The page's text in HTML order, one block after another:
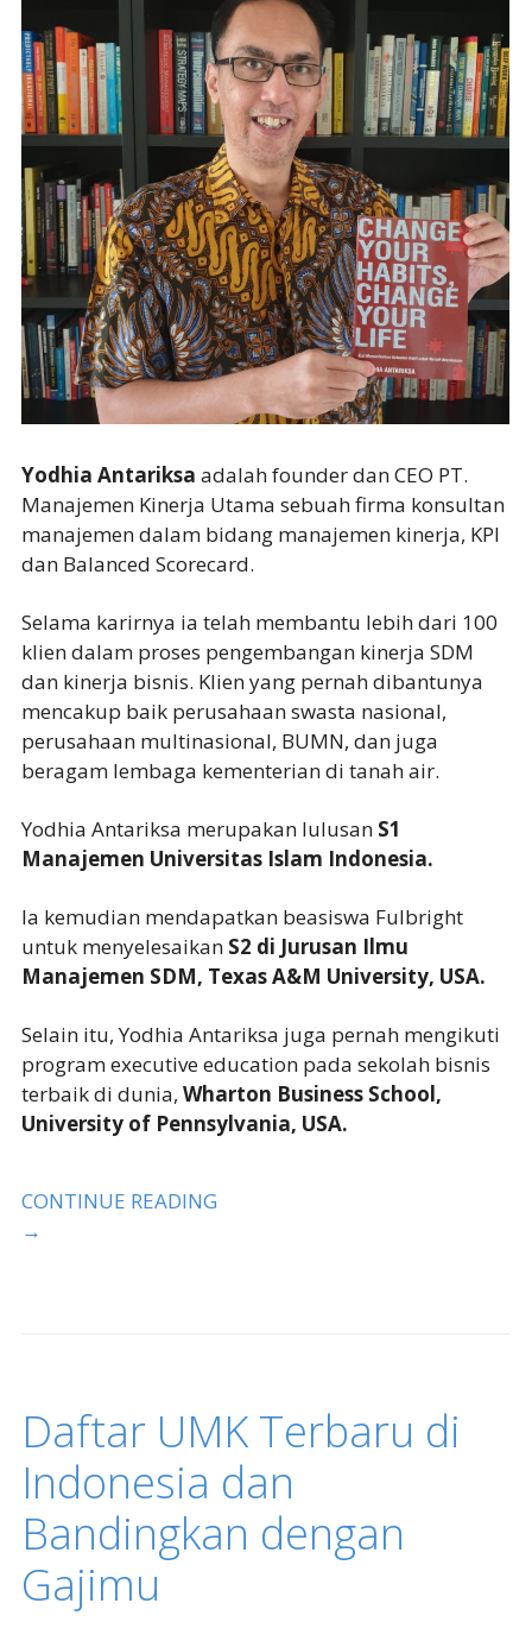
Yodhia Antariksa adalah founder dan CEO PT.
Manajemen Kinerja Utama sebuah firma konsultan
manajemen dalam bidang manajemen kinerja, KPI
dan Balanced Scorecard.
Selama karirnya ia telah membantu lebih dari 100
klien dalam proses pengembangan kinerja SDM
dan kinerja bisnis. Klien yang pernah dibantunya
mencakup baik perusahaan swasta nasional,
perusahaan multinasional, BUMN, dan juga
beragam lembaga kementerian di tanah air.
Yodhia Antariksa merupakan lulusan S1
Manajemen Universitas Islam Indonesia.
Ia kemudian mendapatkan beasiswa Fulbright
untuk menyelesaikan S2 di Jurusan Ilmu
Manajemen SDM, Texas A&M University, USA.
Selain itu, Yodhia Antariksa juga pernah mengikuti
program executive education pada sekolah bisnis
terbaik di dunia, Wharton Business School,
University of Pennsylvania, USA.
CONTINUE READING
→
Daftar UMK Terbaru di
Indonesia dan
Bandingkan dengan
Gajimu